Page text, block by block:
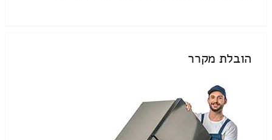
הובלת מקרר